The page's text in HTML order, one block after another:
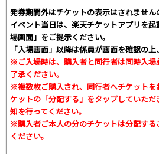
発券期間外はチケットの表示はされません
イベント当日は、楽天チケットアプリを
場画面」をご提示ください。
「入場画面」以降は係員が画面を確認の上
※ご入場時は、購入者と同行者は同時入場
了承ください。
※複数枚ご購入され、同行者へチケット
ケットの「分配する」をタップしていた
知を行ってください。
※購入者ご本人の分のチケットは分配す
ください。